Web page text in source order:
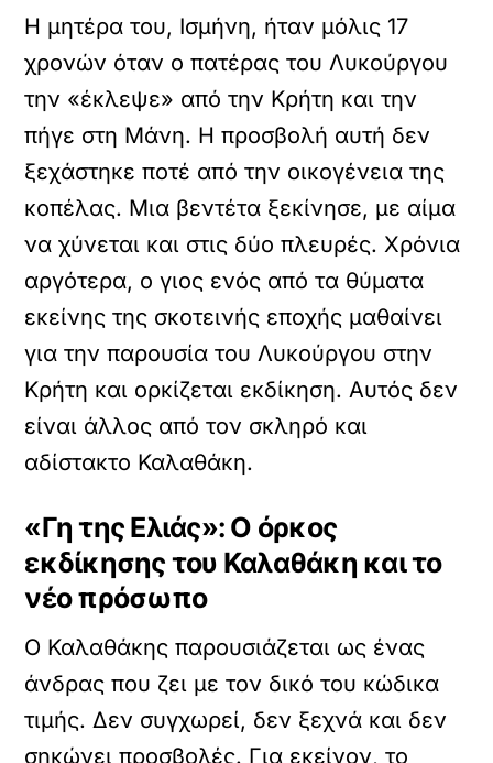
Η μητέρα του, Ισμήνη, ήταν μόλις 17
χρονών όταν ο πατέρας του Λυκούργου
την «έκλεψε» από την Κρήτη και την
πήγε στη Μάνη. Η προσβολή αυτή δεν
ξεχάστηκε ποτέ από την οικογένεια της
κοπέλας. Μια βεντέτα ξεκίνησε, με αίμα
να χύνεται και στις δύο πλευρές. Χρόνια
αργότερα, ο γιος ενός από τα θύματα
εκείνης της σκοτεινής εποχής μαθαίνει
για την παρουσία του Λυκούργου στην
Κρήτη και ορκίζεται εκδίκηση. Αυτός δεν
είναι άλλος από τον σκληρό και
αδίστακτο Καλαθάκη.
«Γη της Ελιάς»: Ο όρκος
εκδίκησης του Καλαθάκη και το
νέο πρόσωπο
Ο Καλαθάκης παρουσιάζεται ως ένας
άνδρας που ζει με τον δικό του κώδικα
τιμής. Δεν συγχωρεί, δεν ξεχνά και δεν
σηκώνει προσβολές. Για εκείνον, το